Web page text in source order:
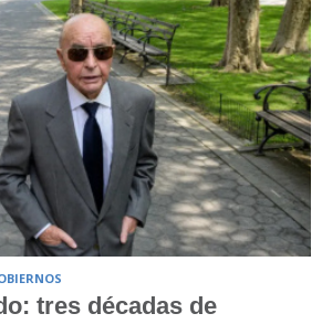
tres décadas de